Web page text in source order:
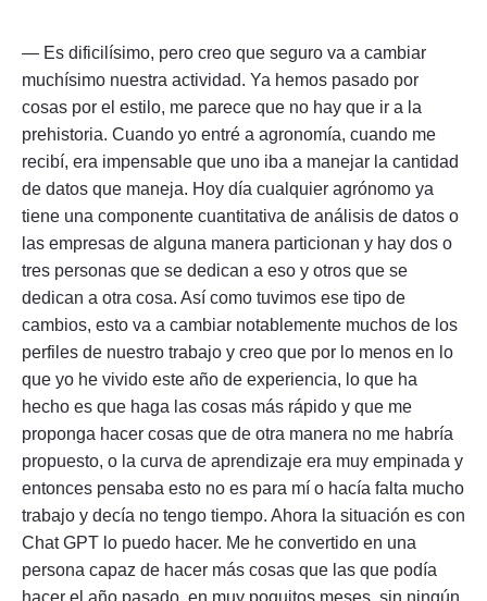
— Es dificilísimo, pero creo que seguro va a cambiar
muchísimo nuestra actividad. Ya hemos pasado por
cosas por el estilo, me parece que no hay que ir a la
prehistoria. Cuando yo entré a agronomía, cuando me
recibí, era impensable que uno iba a manejar la cantidad
de datos que maneja. Hoy día cualquier agrónomo ya
tiene una componente cuantitativa de análisis de datos o
las empresas de alguna manera particionan y hay dos o
tres personas que se dedican a eso y otros que se
dedican a otra cosa. Así como tuvimos ese tipo de
cambios, esto va a cambiar notablemente muchos de los
perfiles de nuestro trabajo y creo que por lo menos en lo
que yo he vivido este año de experiencia, lo que ha
hecho es que haga las cosas más rápido y que me
proponga hacer cosas que de otra manera no me habría
propuesto, o la curva de aprendizaje era muy empinada y
entonces pensaba esto no es para mí o hacía falta mucho
trabajo y decía no tengo tiempo. Ahora la situación es con
Chat GPT lo puedo hacer. Me he convertido en una
persona capaz de hacer más cosas que las que podía
hacer el año pasado, en muy poquitos meses, sin ningún